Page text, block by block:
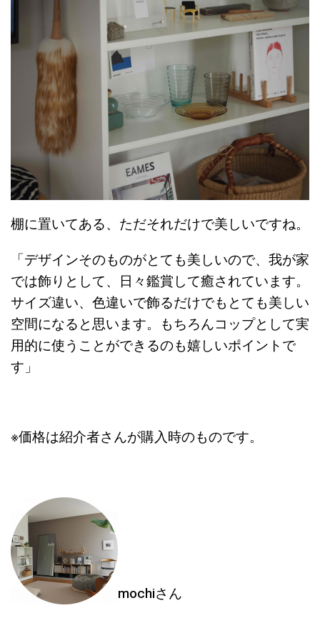
棚に置いてある、ただそれだけで美しいですね。
「デザインそのものがとても美しいので、我が家
では飾りとして、日々鑑賞して癒されています。
サイズ違い、色違いで飾るだけでもとても美しい
空間になると思います。もちろんコップとして実
用的に使うことができるのも嬉しいポイントで
す」
※価格は紹介者さんが購入時のものです。
mochiさん